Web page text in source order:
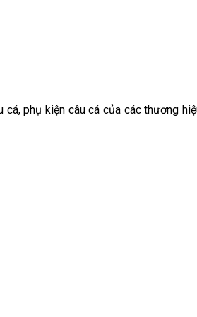
cá, phụ kiện câu cá của các thương